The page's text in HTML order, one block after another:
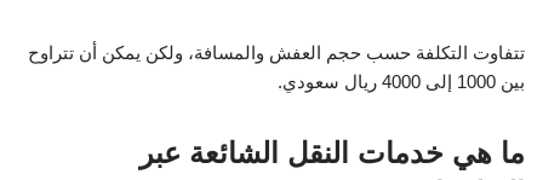
تتفاوت التكلفة حسب حجم العفش والمسافة، ولكن يمكن أن تتراوح
بين 1000 إلى 4000 ريال سعودي.
ما هي خدمات النقل الشائعة عبر